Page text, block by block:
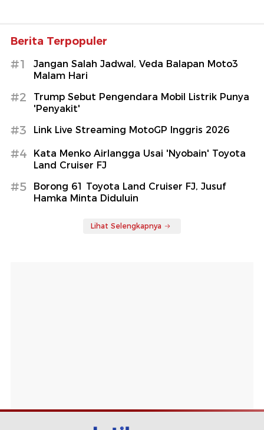
Berita Terpopuler
#1
Jangan Salah Jadwal, Veda Balapan Moto3
Malam Hari
#2
Trump Sebut Pengendara Mobil Listrik Punya
'Penyakit'
#3 Link Live Streaming MotoGP Inggris 2026
#4
Kata Menko Airlangga Usai 'Nyobain' Toyota
Land Cruiser FJ
#5
Borong 61 Toyota Land Cruiser FJ, Jusuf
Hamka Minta Diduluin
Lihat Selengkapnya